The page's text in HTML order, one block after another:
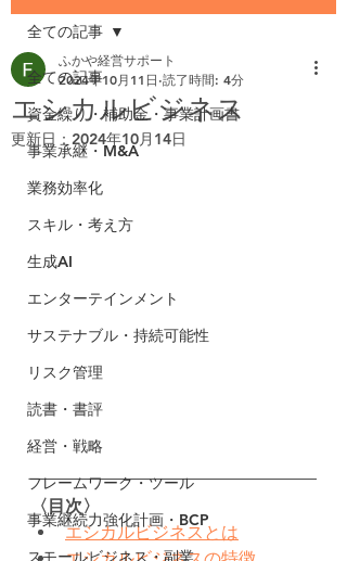
全ての記事
資金繰り・補助金・事業計画書
事業承継・M&A
業務効率化
スキル・考え方
生成AI
エンターテインメント
サステナブル・持続可能性
リスク管理
読書・書評
経営・戦略
フレームワーク・ツール
事業継続力強化計画・BCP
スモールビジネス・副業
全ての記事
エシカルビジネス
ふかや経営サポート
2024年10月11日 読了時間: 4分
更新日：2024年10月14日
〈目次〉
エシカルビジネスとは